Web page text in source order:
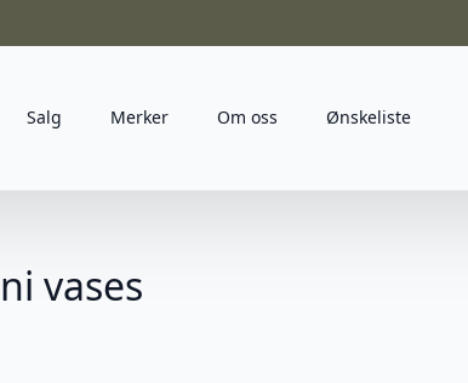
Salg Merker Om oss Ønskeliste
vases